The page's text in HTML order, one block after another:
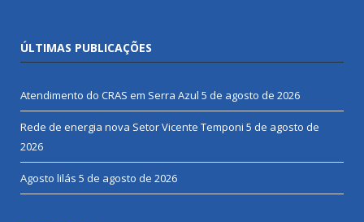
ÚLTIMAS PUBLICAÇÕES
Atendimento do CRAS em Serra Azul 5 de agosto de 2026
Rede de energia nova Setor Vicente Temponi 5 de agosto de
2026
Agosto lilás 5 de agosto de 2026